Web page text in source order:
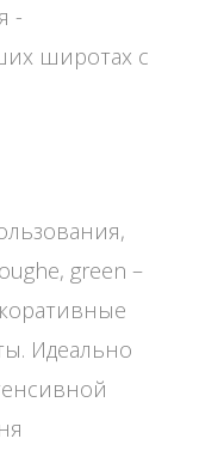
-
широтах с
green –
Идеально